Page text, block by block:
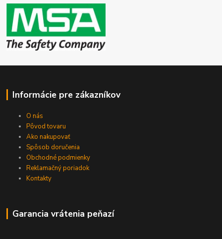
Informácie pre zákazníkov
O nás
Pôvod tovaru
Ako nakupovať
Spôsob doručenia
Obchodné podmienky
Reklamačný poriadok
Kontakty
Garancia vrátenia peňazí